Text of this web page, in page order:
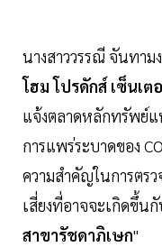
นางสาววรรณี จันทาม
โฮม โปรดักส์ เซ็นเ
แจ้งตลาดหลักทรัพย์แ
การแพร่ระบาดของ
ความสำคัญในการตรว
เสี่ยงที่อาจจะเกิดขึ้น
สาขารัชดาภิเษก"